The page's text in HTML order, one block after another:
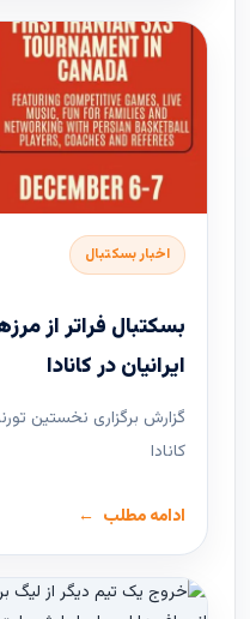
اخبار بسکتبال
ایرانیان در کانادا
کانادا
ادامه مطلب